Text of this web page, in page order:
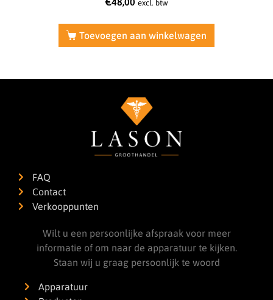
excl. btw
Toevoegen aan winkelwagen
FAQ
Contact
Verkooppunten
Wilt u een persoonlijke afspraak voor meer
informatie of om naar de apparatuur te kijken.
Staan wij u graag persoonlijk te woord
Apparatuur